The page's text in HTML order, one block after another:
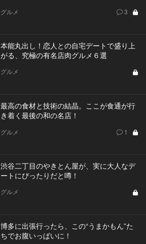
グルメ 3
本能丸出し！恋人との自宅デートで盛り上
がる、究極の有名店肉グルメ６選
グルメ
最高の食材と技術の結晶。ここが食通が行
き着く最後の和の名店！
グルメ 1
渋谷二丁目のやきとん屋が、実に大人なデ
ートにぴったりだと噂！
グルメ
博多に出張行ったら、この“うまかもん”た
ちでお腹いっぱいに！